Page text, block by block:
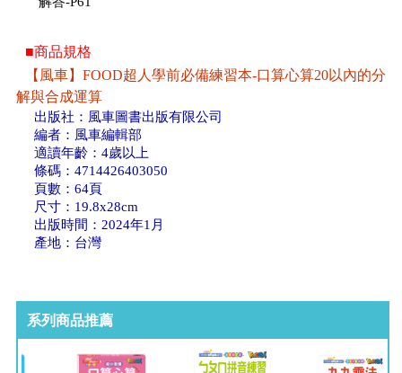
■商品規格
【風車】FOOD超人學前必備練習本-口算心算20以內的分
解與合成運算
出版社：風車圖書出版有限公司
編者：風車編輯部
適讀年齡：4歲以上
條碼：4714426403050
頁數：64頁
尺寸：19.8x28cm
出版時間：2024年1月
產地：台灣
系列商品推薦